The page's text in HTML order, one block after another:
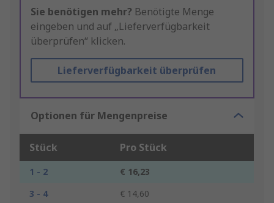
Sie benötigen mehr? Benötigte Menge
eingeben und auf „Lieferverfügbarkeit
überprüfen“ klicken.
Lieferverfügbarkeit überprüfen
Optionen für Mengenpreise
Stück Pro Stück
1 - 2
€ 16,23
3 - 4
€ 14,60